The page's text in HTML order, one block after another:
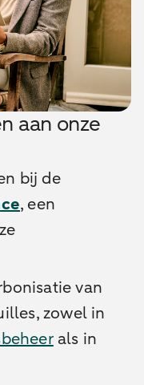
aan onze
bij de
, een
van
zowel in
als in